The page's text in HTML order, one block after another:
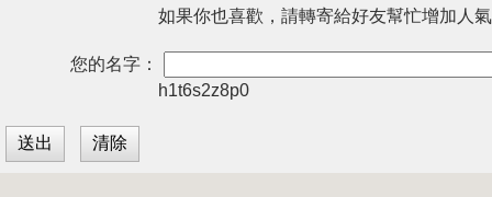
如果你也喜歡，請轉寄給好友幫忙增加人
您的名字：
h1t6s2z8p0